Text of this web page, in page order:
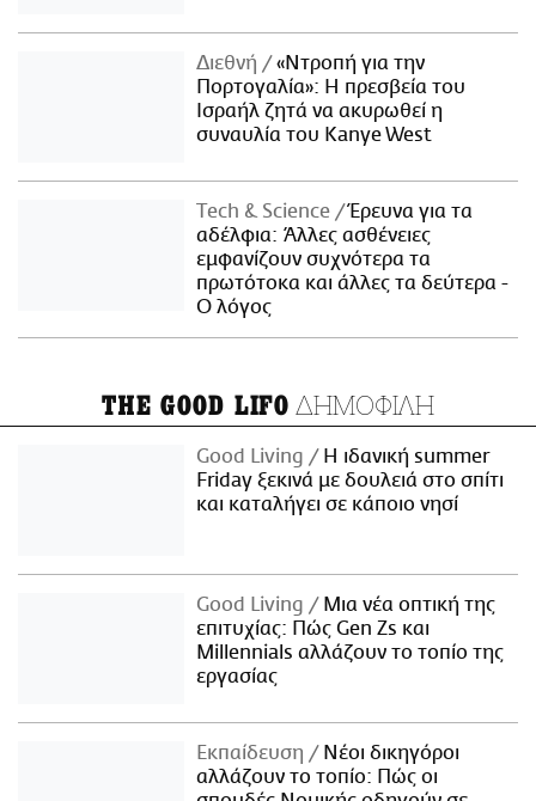
Διεθνή
«Ντροπή για την
Πορτογαλία»: Η πρεσβεία του
Ισραήλ ζητά να ακυρωθεί η
συναυλία του Kanye West
Τech & Science
Έρευνα για τα
αδέλφια: Άλλες ασθένειες
εμφανίζουν συχνότερα τα
πρωτότοκα και άλλες τα δεύτερα -
Ο λόγος
THE GOOD LIFO ΔΗΜΟΦΙΛΗ
Good Living
Η ιδανική summer
Friday ξεκινά με δουλειά στο σπίτι
και καταλήγει σε κάποιο νησί
Good Living
Μια νέα οπτική της
επιτυχίας: Πώς Gen Zs και
Millennials αλλάζουν το τοπίο της
εργασίας
Εκπαίδευση
Νέοι δικηγόροι
αλλάζουν το τοπίο: Πώς οι